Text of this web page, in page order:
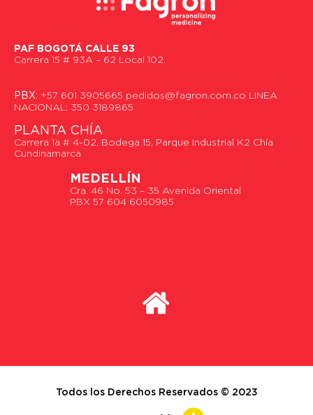
PAF BOGOTÁ CALLE 93
Carrera 15 # 93A – 62 Local 102.
PBX: +57 601 3905665 pedidos@fagron.com.co LINEA
NACIONAL: 350 3189865
PLANTA CHÍA
Carrera 1a # 4-02, Bodega 15, Parque Industrial K2 Chía
Cundinamarca
MEDELLÍN
Cra. 46 No. 53 – 35 Avenida Oriental
PBX 57 604 6050985
Todos los Derechos Reservados © 2023